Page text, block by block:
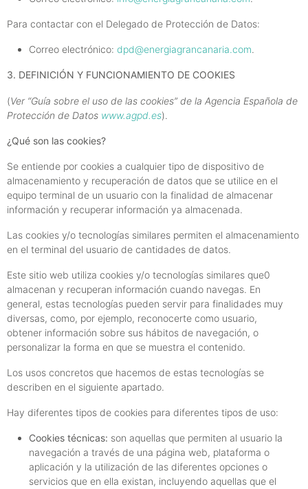
Para contactar con el Delegado de Protección de Datos:
Correo electrónico: dpd@energiagrancanaria.com.
3. DEFINICIÓN Y FUNCIONAMIENTO DE COOKIES
(Ver “Guía sobre el uso de las cookies” de la Agencia Española de
Protección de Datos www.agpd.es).
¿Qué son las cookies?
Se entiende por cookies a cualquier tipo de dispositivo de
almacenamiento y recuperación de datos que se utilice en el
equipo terminal de un usuario con la finalidad de almacenar
información y recuperar información ya almacenada.
Las cookies y/o tecnologías similares permiten el almacenamiento
en el terminal del usuario de cantidades de datos.
Este sitio web utiliza cookies y/o tecnologías similares que0
almacenan y recuperan información cuando navegas. En
general, estas tecnologías pueden servir para finalidades muy
diversas, como, por ejemplo, reconocerte como usuario,
obtener información sobre sus hábitos de navegación, o
personalizar la forma en que se muestra el contenido.
Los usos concretos que hacemos de estas tecnologías se
describen en el siguiente apartado.
Hay diferentes tipos de cookies para diferentes tipos de uso:
Cookies técnicas: son aquellas que permiten al usuario la
navegación a través de una página web, plataforma o
aplicación y la utilización de las diferentes opciones o
servicios que en ella existan, incluyendo aquellas que el